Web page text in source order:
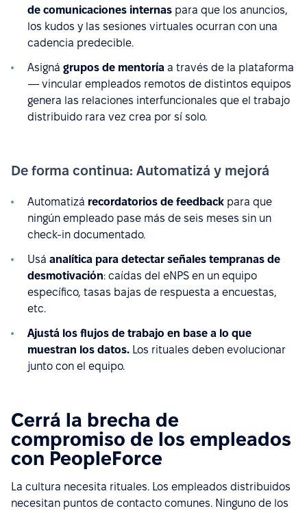
de comunicaciones internas para que los anuncios,
los kudos y las sesiones virtuales ocurran con una
cadencia predecible.
Asigná grupos de mentoría a través de la plataforma
— vincular empleados remotos de distintos equipos
genera las relaciones interfuncionales que el trabajo
distribuido rara vez crea por sí solo.
De forma continua: Automatizá y mejorá
Automatizá recordatorios de feedback para que
ningún empleado pase más de seis meses sin un
check-in documentado.
Usá analítica para detectar señales tempranas de
desmotivación: caídas del eNPS en un equipo
específico, tasas bajas de respuesta a encuestas,
etc.
Ajustá los flujos de trabajo en base a lo que
muestran los datos. Los rituales deben evolucionar
junto con el equipo.
Cerrá la brecha de
compromiso de los empleados
con PeopleForce
La cultura necesita rituales. Los empleados distribuidos
necesitan puntos de contacto comunes. Ninguno de los